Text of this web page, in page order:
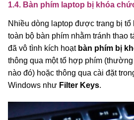
1.4. Bàn phím laptop bị khóa
Nhiều dòng laptop được trang bị tổ
toàn bộ bàn phím nhằm tránh thao
đã vô tình kích hoạt bàn phím bị
thông qua một tổ hợp phím
nào đó) hoặc thông qua cài đặt
Windows như Filter Keys.